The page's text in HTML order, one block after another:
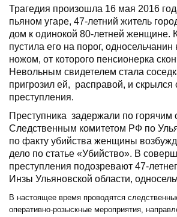
Трагедия произошла 16 мая 2016
пьяном угаре, 47-летний житель
дом к одинокой 80-летней женщине.
пустила его на порог,
ножом, от которого пенсионерка
Невольным свидетелем стала
пригрозил ей, расправой, и скрылся
преступления.
Преступника задержали по горячим
Следственным комитетом РФ по
по факту убийства женщины
дело по статье «Убийство». В
преступления подозревают 47-
Инзы Ульяновской области,
В настоящее время проводятся
оперативно-розыскные мероприятия,